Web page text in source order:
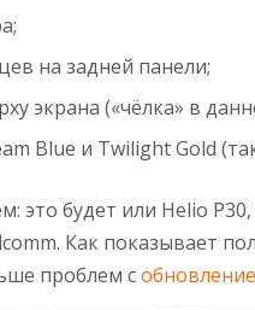
на задней панели;
экрана («чёлка» в
Blue и Twilight Gold
это будет или Helio
Как показывает
проблем с